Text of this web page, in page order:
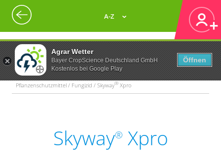
Agrar Wetter
Bayer CropScience Deutschland GmbH
Kostenlos bei Google Play
Öffnen
A-Z
Pflanzenschutzmittel / Fungizid / Skyway® Xpro
Skyway® Xpro